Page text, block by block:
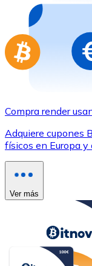
Ir a la tienda
Compra render
Adquiere cupones
físicos en Europa y
Ver más